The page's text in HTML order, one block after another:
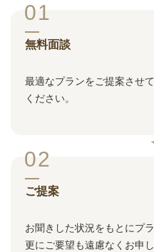
01
無料面談
最適なプランをご提案させ
ください。
02
ご提案
お聞きした状況をもとにプ
更にご要望も遠慮なくお申